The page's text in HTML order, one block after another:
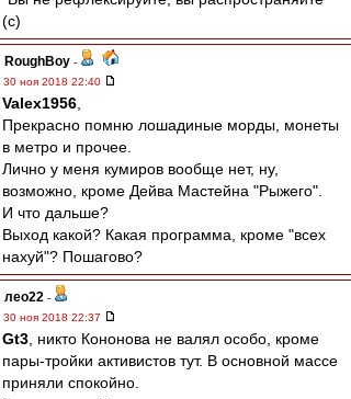
(с)
RoughBoy -
30 ноя 2018 22:40
Valex1956
Прекрасно помню лошадиные морды, монеты
в метро и прочее.
Лично у меня кумиров вообще нет, ну,
возможно, кроме Дейва Мастейна "Рыжего".
И что дальше?
Выход какой? Какая программа, кроме "всех
нахуй"? Пошагово?
лео22 -
30 ноя 2018 22:37
Gt3 , никто Кононова не валял особо, кроме
пары-тройки активистов тут. В основной массе
приняли спокойно.